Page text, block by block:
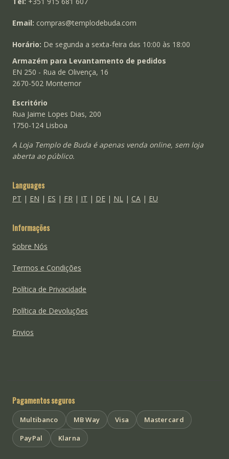
Email: compras@templodebuda.com
Horário: De segunda a sexta-feira das 10:00 às 18:00
Armazém para Levantamento de pedidos
EN 250 - Rua de Olivença, 16
2670-502 Montemor
Escritório
Rua Jaime Lopes Dias, 200
1750-124 Lisboa
A Loja Templo de Buda é apenas venda online, sem loja
aberta ao público.
Languages
PT | EN | ES | FR| IT | DE| NL| CA| EU
Informações
Sobre Nós
Termos e Condições
Política de Privacidade
Política de Devoluções
Envios
Pagamentos seguros
Multibanco MB Way Visa
Mastercard
PayPal
Klarna